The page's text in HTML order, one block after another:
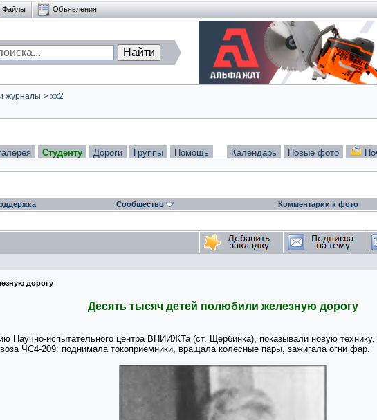
Файлы Объявления
журналы > xx2
Студенту Дороги Группы Помощь Календарь Новые фото
Сообщество Комментарии к фото
дорогу
Десять тысяч детей полюбили железную дорогу
Научно-испытательного центра ВНИИЖТа (ст. Щербинка), показывали новую
ЧС4-209: поднимала токоприемники, вращала колесные пары, зажигала огни фар.